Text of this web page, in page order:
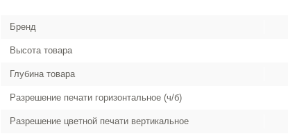
Бренд
Высота товара
Глубина товара
Разрешение печати горизонтальное (ч/б)
Разрешение цветной печати вертикальное